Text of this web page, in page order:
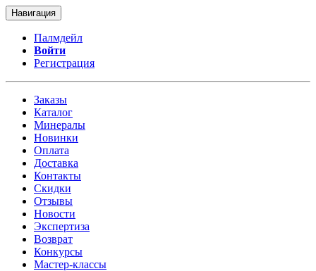
Навигация
Палмдейл
Войти
Регистрация
Заказы
Каталог
Минералы
Новинки
Оплата
Доставка
Контакты
Скидки
Отзывы
Новости
Экспертиза
Возврат
Конкурсы
Мастер-классы